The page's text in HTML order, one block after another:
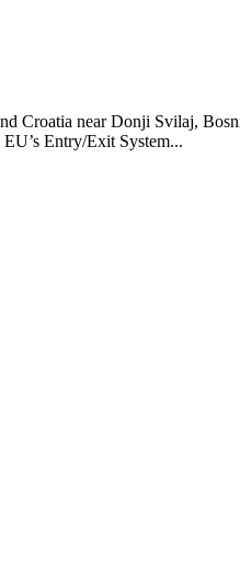
Croatia near Donji Svilaj,
Entry/Exit System...